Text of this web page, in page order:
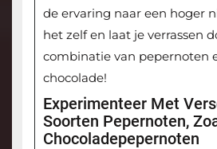
de ervaring naar een hoger
het zelf en laat je verrassen
combinatie van pepernoten
chocolade!
Experimenteer Met
Soorten Pepernoten,
Chocoladepepernoten